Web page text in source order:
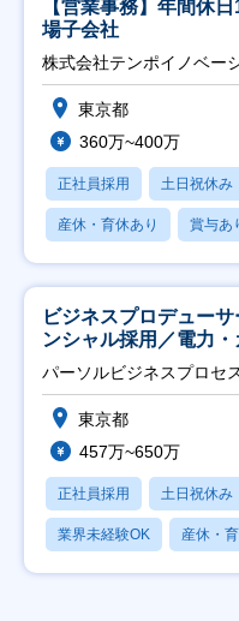
【営業事務】年間休
場子会社
株式会社テンポイノベー
東京都
360万~400万
正社員採用 土日祝休み
産休・育休あり 賞与あ
ビジネスプロデュー
ンシャル採用／電力
ト推進】
パーソルビジネスプロセ
東京都
457万~650万
正社員採用 土日祝休み
業界未経験OK 産休・